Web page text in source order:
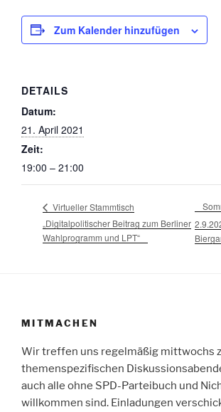
Zum Kalender hinzufügen
DETAILS
Datum:
21. April 2021
Zeit:
19:00 – 21:00
Virtueller Stammtisch
„Digitalpolitischer Beitrag zum Berliner
Wahlprogramm und LPT“
MITMACHEN
Wir treffen uns regelmäßig mittwochs
themenspezifischen
auch alle ohne SPD-Parteibuch und
willkommen sind. Einladungen